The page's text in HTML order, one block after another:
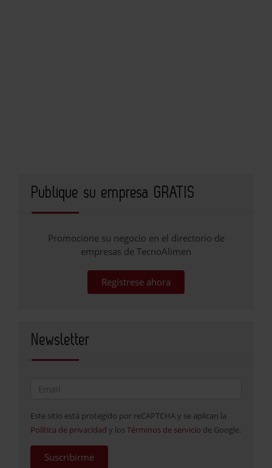
Publique su empresa GRATIS
Promocione su negocio en el directorio de
empresas de TecnoAlimen
Regístrese ahora
Newsletter
Este sitio está protegido por reCAPTCHA y se aplican la
Política de privacidad y los Términos de servicio de Google.
Suscribirme